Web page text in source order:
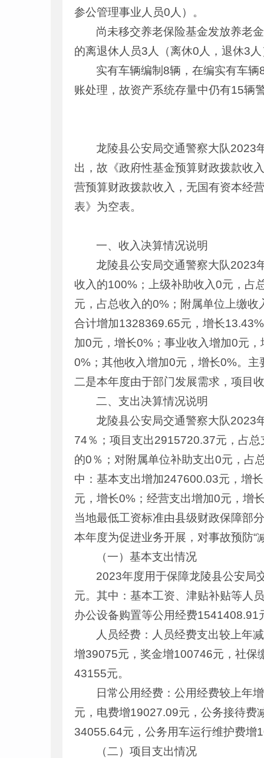
参公管理事业人员0人）。
尚未移交养老保险基金发放养老
的离退休人员3人（离休0人，退休3
实有车辆编制8辆，在编实有车
账处理，故资产系统存量中仍有15辆
龙陵县公安局交通警察大队2023
出，故《政府性基金预算财政拨款收
营预算财政拨款收入，无国有资本经
表》为空表。
一、收入决算情况说明
龙陵县公安局交通警察大队2023
收入的100%；上级补助收入0元，占
元，占总收入的0%；附属单位上缴
合计增加1328369.65元，增长
加0元，增长0%；事业收入增加0元
0%；其他收入增加0元，增长0%。主
二是本年度由于部门发展需求，项目
二、支出决算情况说明
龙陵县公安局交通警察大队2023
74％；项目支出2915720.37元，占
的0％；对附属单位补助支出0元，占
中：基本支出增加247600.03元，增
元，增长0%；经营支出增加0元，增
当地最低工资标准由县级财政保障部
本年度为促进业务开展，对事故预防“
（一）基本支出情况
2023年度用于保障龙陵县公安局
元。其中：基本工资、津贴补贴等人
办公设备购置等公用经费1541408.91
人员经费：人员经费支出较上年
增39075元，奖金增100746元，社保
43155元。
日常公用经费：公用经费较上年
元，电费增19027.09元，公务接待
34055.64元，公务用车运行维护费增
（二）项目支出情况